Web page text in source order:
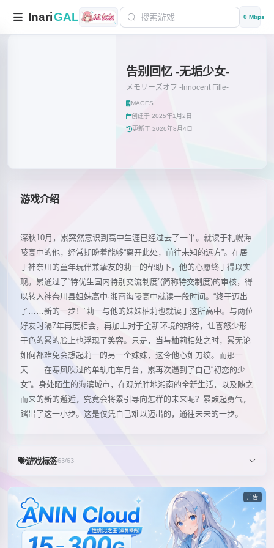
InariGAL 0 Mbps
告别回忆 -无垢少女-
メモリーズオフ -Innocent Fille-
MAGES.
创建于 2025年1月2日
更新于 2026年8月4日
游戏介绍
深秋10月，累突然意识到高中生涯已经过去了一半。就读于札幌海
陵高中的他，经常期盼着能够“离开此处，前往未知的远方”。在居
于神奈川的童年玩伴兼挚友的莉一的帮助下，他的心愿终于得以实
现。累通过了“特优生国内特别交流制度”(简称特交制度)的审核，得
以转入神奈川县姐妹高中·湘南海陵高中就读一段时间。“终于迈出
了……新的一步！”莉一与他的妹妹柚莉也就读于这所高中。与两位
好友时隔7年再度相会，再加上对于全新环境的期待，让喜怒少形
于色的累的脸上也浮现了笑容。只是，当与柚莉相处之时，累无论
如何都难免会想起莉一的另一个妹妹，这令他心如刀绞。而那一
天……在寒风吹过的单轨电车月台，累再次遇到了自己“初恋的少
女”。身处陌生的海滨城市，在观光胜地湘南的全新生活，以及随之
而来的新的邂逅，究竟会将累引导向怎样的未来呢？累鼓起勇气，
踏出了这一小步。这是仅凭自己难以迈出的，通往未来的一步。
游戏标签63/63
广告